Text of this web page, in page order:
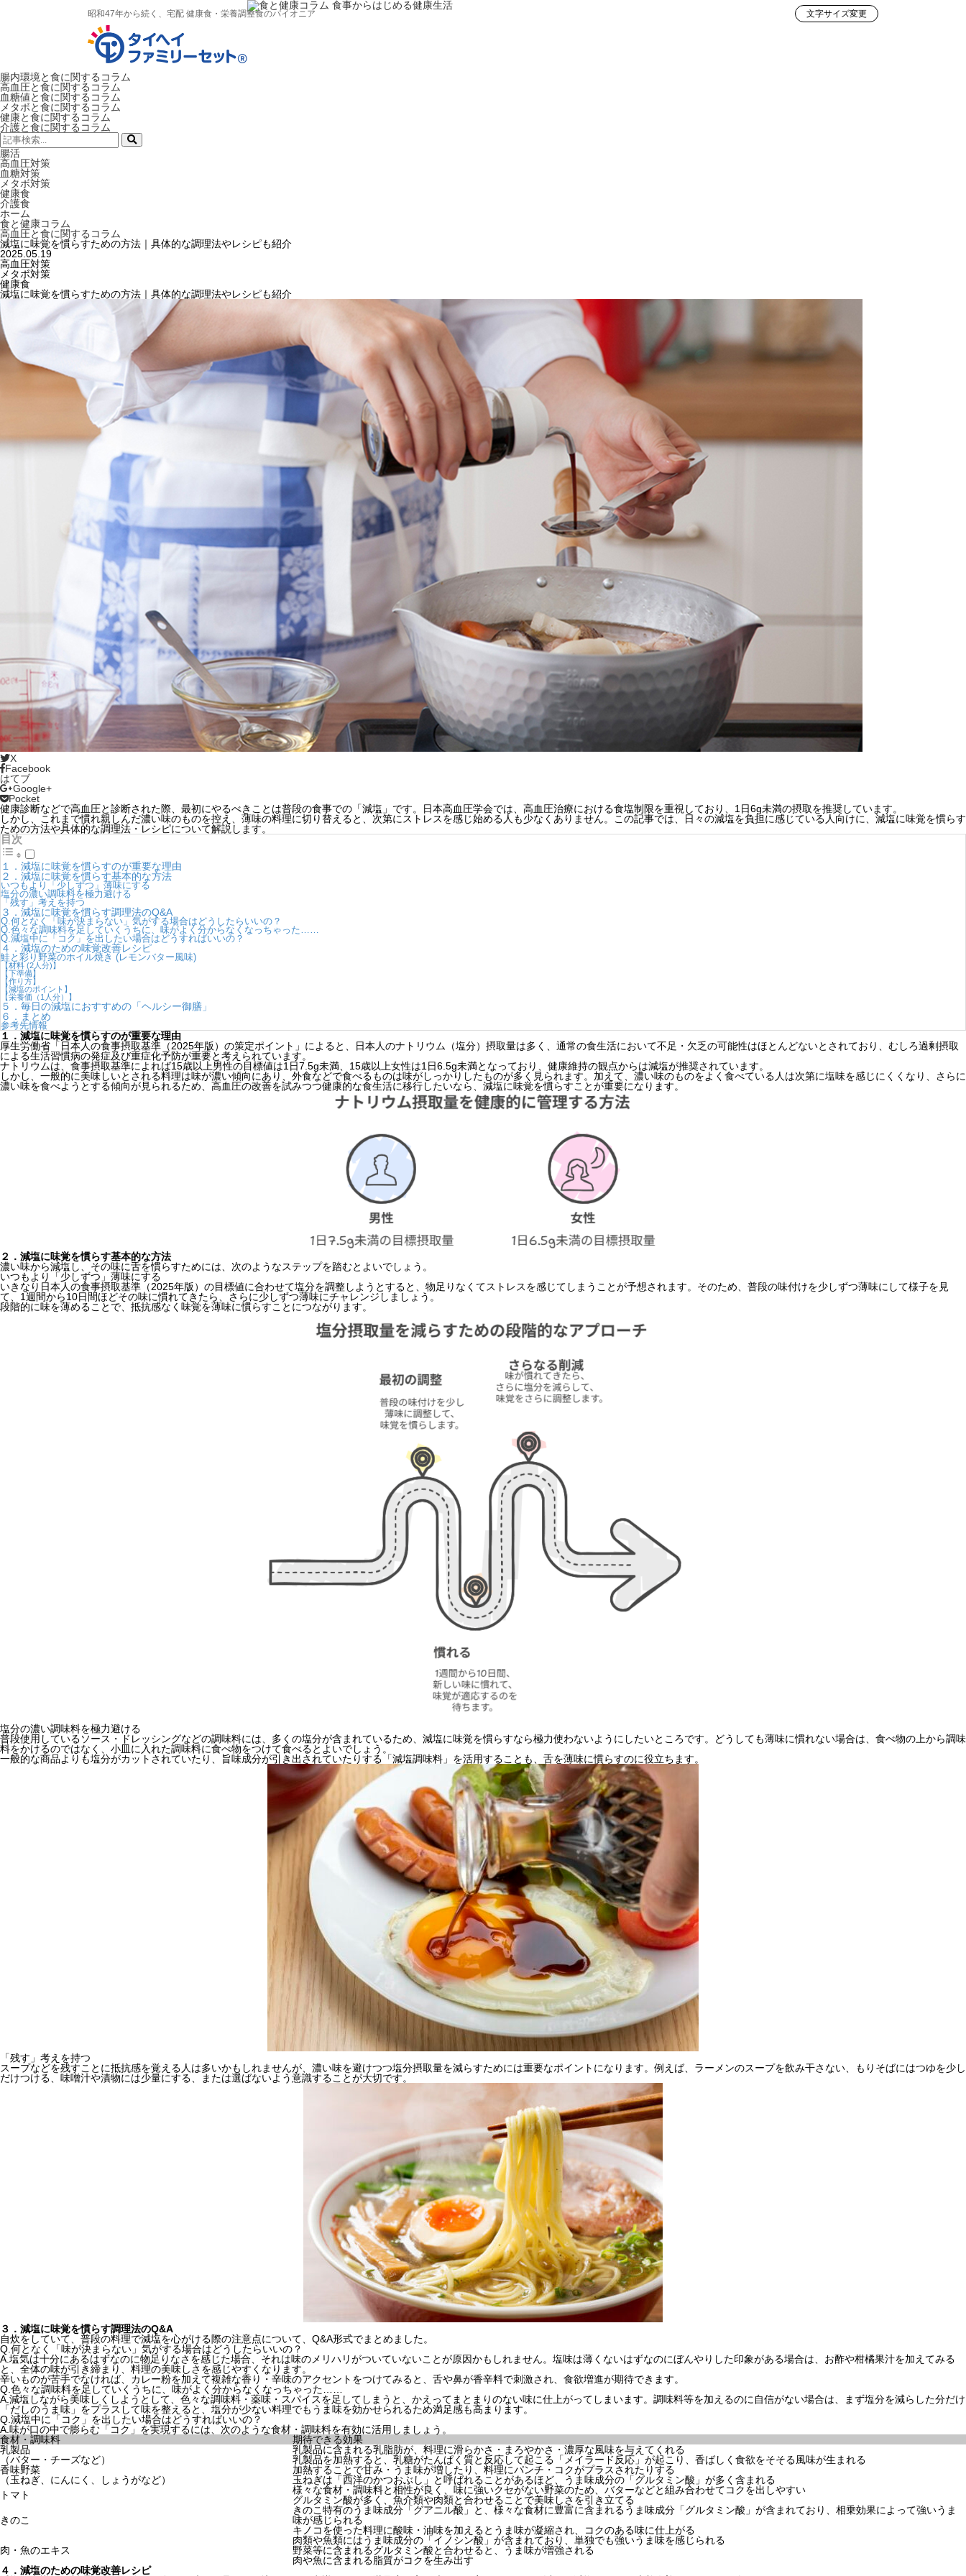
昭和47年から続く、宅配 健康食・栄養調整食のパイオニア 文字サイズ変更
腸内環境と食に関するコラム
高血圧と食に関するコラム
血糖値と食に関するコラム
メタボと食に関するコラム
健康と食に関するコラム
介護と食に関するコラム
検
索:
腸活
高血圧対策
血糖対策
メタボ対策
健康食
介護食
ホーム
食と健康コラム
高血圧と食に関するコラム
減塩に味覚を慣らすための方法｜具体的な調理法やレシピも紹介
2025.05.19
高血圧対策
メタボ対策
健康食
減塩に味覚を慣らすための方法｜具体的な調理法やレシピも紹介
X
Facebook
はてブ
Google+
Pocket
健康診断などで高血圧と診断された際、最初にやるべきことは普段の食事での「減塩」です。日本高血圧学会では、高血圧治療における食塩制限を重視しており、1日6g未満の摂取を推奨しています。
しかし、これまで慣れ親しんだ濃い味のものを控え、薄味の料理に切り替えると、次第にストレスを感じ始める人も少なくありません。この記事では、日々の減塩を負担に感じている人向けに、減塩に味覚を慣らす
ための方法や具体的な調理法・レシピについて解説します。
目次
１．減塩に味覚を慣らすのが重要な理由
２．減塩に味覚を慣らす基本的な方法
いつもより「少しずつ」薄味にする
塩分の濃い調味料を極力避ける
「残す」考えを持つ
３．減塩に味覚を慣らす調理法のQ&A
Q.何となく「味が決まらない」気がする場合はどうしたらいいの？
Q.色々な調味料を足していくうちに、味がよく分からなくなっちゃった……
Q.減塩中に「コク」を出したい場合はどうすればいいの？
４．減塩のための味覚改善レシピ
鮭と彩り野菜のホイル焼き (レモンバター風味)
【材料 (2人分)】
【下準備】
【作り方】
【減塩のポイント】
【栄養価（1人分）】
５．毎日の減塩におすすめの「ヘルシー御膳」
６．まとめ
参考先情報
１．減塩に味覚を慣らすのが重要な理由
厚生労働省「日本人の食事摂取基準（2025年版）の策定ポイント」によると、日本人のナトリウム（塩分）摂取量は多く、通常の食生活において不足・欠乏の可能性はほとんどないとされており、むしろ過剰摂取
による生活習慣病の発症及び重症化予防が重要と考えられています。
ナトリウムは、食事摂取基準によれば15歳以上男性の目標値は1日7.5g未満、15歳以上女性は1日6.5g未満となっており、健康維持の観点からは減塩が推奨されています。
しかし、一般的に美味しいとされる料理は味が濃い傾向にあり、外食などで食べるものは味がしっかりしたものが多く見られます。加えて、濃い味のものをよく食べている人は次第に塩味を感じにくくなり、さらに
濃い味を食べようとする傾向が見られるため、高血圧の改善を試みつつ健康的な食生活に移行したいなら、減塩に味覚を慣らすことが重要になります。
２．減塩に味覚を慣らす基本的な方法
濃い味から減塩し、その味に舌を慣らすためには、次のようなステップを踏むとよいでしょう。
いつもより「少しずつ」薄味にする
いきなり日本人の食事摂取基準（2025年版）の目標値に合わせて塩分を調整しようとすると、物足りなくてストレスを感じてしまうことが予想されます。そのため、普段の味付けを少しずつ薄味にして様子を見
て、1週間から10日間ほどその味に慣れてきたら、さらに少しずつ薄味にチャレンジしましょう。
段階的に味を薄めることで、抵抗感なく味覚を薄味に慣らすことにつながります。
塩分の濃い調味料を極力避ける
普段使用しているソース・ドレッシングなどの調味料には、多くの塩分が含まれているため、減塩に味覚を慣らすなら極力使わないようにしたいところです。どうしても薄味に慣れない場合は、食べ物の上から調味
料をかけるのではなく、小皿に入れた調味料に食べ物をつけて食べるとよいでしょう。
一般的な商品よりも塩分がカットされていたり、旨味成分が引き出されていたりする「減塩調味料」を活用することも、舌を薄味に慣らすのに役立ちます。
「残す」考えを持つ
スープなどを残すことに抵抗感を覚える人は多いかもしれませんが、濃い味を避けつつ塩分摂取量を減らすためには重要なポイントになります。例えば、ラーメンのスープを飲み干さない、もりそばにはつゆを少し
だけつける、味噌汁や漬物には少量にする、または選ばないよう意識することが大切です。
３．減塩に味覚を慣らす調理法のQ&A
自炊をしていて、普段の料理で減塩を心がける際の注意点について、Q&A形式でまとめました。
Q.何となく「味が決まらない」気がする場合はどうしたらいいの？
A.塩気は十分にあるはずなのに物足りなさを感じた場合、それは味のメリハリがついていないことが原因かもしれません。塩味は薄くないはずなのにぼんやりした印象がある場合は、お酢や柑橘果汁を加えてみる
と、全体の味が引き締まり、料理の美味しさを感じやすくなります。
辛いものが苦手でなければ、カレー粉を加えて複雑な香り・辛味のアクセントをつけてみると、舌や鼻が香辛料で刺激され、食欲増進が期待できます。
Q.色々な調味料を足していくうちに、味がよく分からなくなっちゃった……
A.減塩しながら美味しくしようとして、色々な調味料・薬味・スパイスを足してしまうと、かえってまとまりのない味に仕上がってしまいます。調味料等を加えるのに自信がない場合は、まず塩分を減らした分だけ
「だしのうま味」をプラスして味を整えると、塩分が少ない料理でもうま味を効かせられるため満足感も高まります。
Q.減塩中に「コク」を出したい場合はどうすればいいの？
A.味が口の中で膨らむ「コク」を実現するには、次のような食材・調味料を有効に活用しましょう。
食材・調味料
期待できる効果
乳製品
（バター・チーズなど）
乳製品に含まれる乳脂肪が、料理に滑らかさ・まろやかさ・濃厚な風味を与えてくれる
乳製品を加熱すると、乳糖がたんぱく質と反応して起こる「メイラード反応」が起こり、香ばしく食欲をそそる風味が生まれる
香味野菜
（玉ねぎ、にんにく、しょうがなど）
加熱することで甘み・うま味が増したり、料理にパンチ・コクがプラスされたりする
玉ねぎは「西洋のかつおぶし」と呼ばれることがあるほど、うま味成分の「グルタミン酸」が多く含まれる
トマト
様々な食材・調味料と相性が良く、味に強いクセがない野菜のため、バターなどと組み合わせてコクを出しやすい
グルタミン酸が多く、魚介類や肉類と合わせることで美味しさを引き立てる
きのこ
きのこ特有のうま味成分「グアニル酸」と、様々な食材に豊富に含まれるうま味成分「グルタミン酸」が含まれており、相乗効果によって強いうま
味が感じられる
キノコを使った料理に酸味・油味を加えるとうま味が凝縮され、コクのある味に仕上がる
肉・魚のエキス
肉類や魚類にはうま味成分の「イノシン酸」が含まれており、単独でも強いうま味を感じられる
野菜等に含まれるグルタミン酸と合わせると、うま味が増強される
肉や魚に含まれる脂質がコクを生み出す
４．減塩のための味覚改善レシピ